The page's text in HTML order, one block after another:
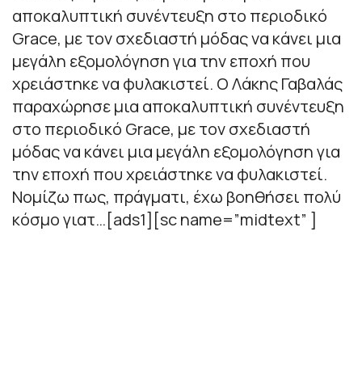
αποκαλυπτική συνέντευξη στο περιοδικό
Grace, με τον σχεδιαστή μόδας να κάνει μια
μεγάλη εξομολόγηση για την εποχή που
χρειάστηκε να φυλακιστεί. Ο Λάκης Γαβαλάς
παραχώρησε μια αποκαλυπτική συνέντευξη
στο περιοδικό Grace, με τον σχεδιαστή
μόδας να κάνει μια μεγάλη εξομολόγηση για
την εποχή που χρειάστηκε να φυλακιστεί.
Νομίζω πως, πράγματι, έχω βοηθήσει πολύ
κόσμο γιατ…[ads1][sc name=”midtext” ]